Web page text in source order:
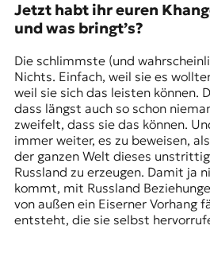
Jetzt habt ihr euren
und was bringt’s?
Die schlimmste (und
Nichts. Einfach, weil sie es
weil sie sich das leisten können.
dass längst auch so schon
zweifelt, dass sie das können.
immer weiter, es zu beweisen,
der ganzen Welt dieses
Russland zu erzeugen. Damit ja
kommt, mit Russland
von außen ein Eiserner Vorhang
entsteht, die sie selbst